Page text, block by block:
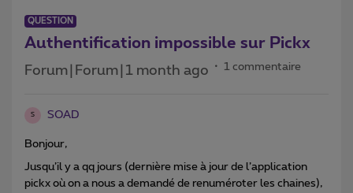
QUESTION
Authentification impossible sur Pickx
Forum|Forum|1 month ago 1 commentaire
S SOAD
Bonjour,
Jusqu’il y a qq jours (dernière mise à jour de l’application
pickx où on a nous a demandé de renuméroter les chaines),